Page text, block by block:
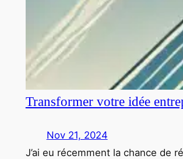
Transformer votre idée
Nov 21, 2024
J’ai eu récemment la chance de